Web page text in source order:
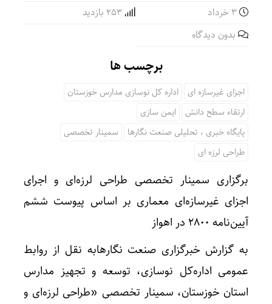
بدون دیدگاه
برچسب ها
اجزای غیرسازه ای
اداره کل نوسازی مدارس خوزستان
ارتقاء سطح دانش
ایمن سازی
پایگاه خبری ، تحلیلی صنعت نگارها
سمینار تخصصی
طراحی لرزه ای
برگزاری سمینار تخصصی طراحی لرزه‌ای و اجرای
اجزای غیرسازه‌ای معماری بر اساس پیوست ششم
آیین‌نامه ۲۸۰۰ در اهواز
به گزارش خبرگزاری صنعت نگارهابه نقل از روابط
عمومی اداره‌کل نوسازی، توسعه و تجهیز مدارس
استان خوزستان، سمینار تخصصی «طراحی لرزه‌ای و